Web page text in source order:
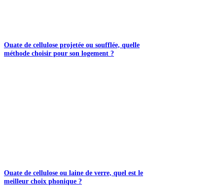
Ouate de cellulose projetée ou soufflée, quelle
méthode choisir pour son logement ?
Ouate de cellulose ou laine de verre, quel est le
meilleur choix phonique ?